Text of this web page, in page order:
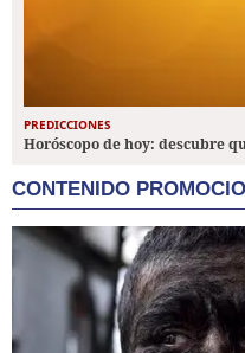
PREDICCIONES
Horóscopo de hoy: descubre
CONTENIDO